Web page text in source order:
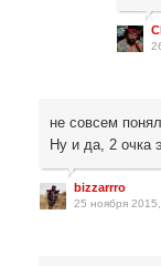
не совсем
Ну и да, 2 очка
bizzarrro
25 ноября